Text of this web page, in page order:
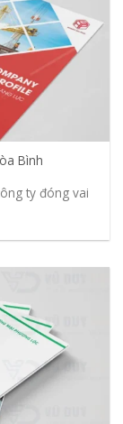
Bình
ty đóng vai